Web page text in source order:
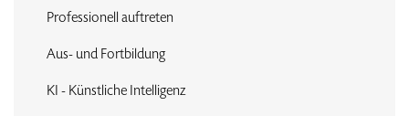
Professionell auftreten
Aus- und Fortbildung
KI - Künstliche Intelligenz